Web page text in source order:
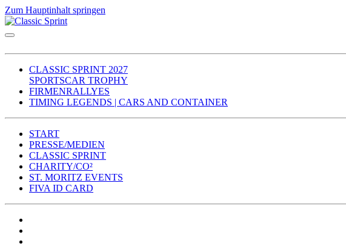
Zum Hauptinhalt springen
CLASSIC SPRINT 2027
SPORTSCAR TROPHY
FIRMENRALLYES
TIMING LEGENDS | CARS AND CONTAINER
START
PRESSE/MEDIEN
CLASSIC SPRINT
CHARITY/CO²
ST. MORITZ EVENTS
FIVA ID CARD